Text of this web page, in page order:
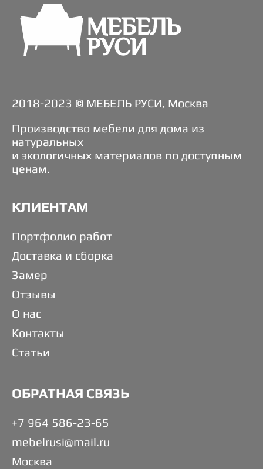
2018-2023 © МЕБЕЛЬ РУСИ, Москва
Производство мебели для дома из
натуральных
и экологичных материалов по доступным
ценам.
КЛИЕНТАМ
Портфолио работ
Доставка и сборка
Замер
Отзывы
О нас
Контакты
Статьи
ОБРАТНАЯ СВЯЗЬ
+7 964 586-23-65
mebelrusi@mail.ru
Москва